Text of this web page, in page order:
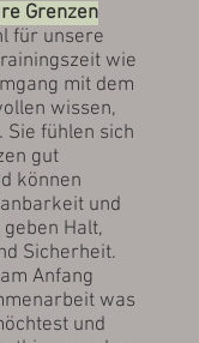
Grenzen
für unsere
wie
mit dem
wissen,
fühlen sich
gut
können
und
Halt,
Sicherheit.
Anfang
was
und